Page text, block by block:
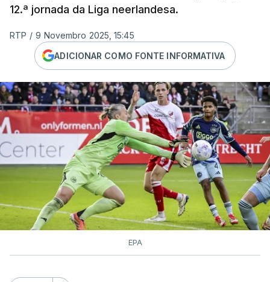
12.ª jornada da Liga neerlandesa.
RTP / 9 Novembro 2025, 15:45
ADICIONAR COMO FONTE INFORMATIVA
EPA